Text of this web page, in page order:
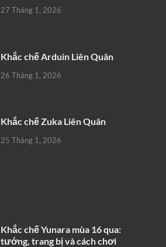
27 Tháng 1, 2026
Khắc chế Arduin Liên Quân
26 Tháng 1, 2026
Khắc chế Zuka Liên Quân
25 Tháng 1, 2026
Khắc chế Yunara mùa 16 qua:
tướng, trang bị và cách chơi